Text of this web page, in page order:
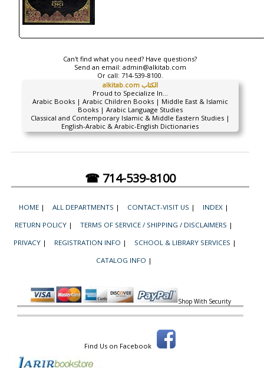
Can't find what you need? Have questions?
Send an email: admin@alkitab.com
Or call: 714-539-8100.
alkitab.com الكتاب
Proud to Specialize In...
Arabic Books | Arabic Children Books | Middle East & Islamic
Books | Arabic Language Studies
Classical and Contemporary Islamic & Middle Eastern Studies |
English-Arabic & Arabic-English Dictionaries
☎ 714-539-8100
HOME | ALL DEPARTMENTS | CONTACT-VISIT US | INDEX |
RETURN POLICY | TERMS OF SERVICE / SHIPPING / DISCLAIMERS |
PRIVACY | REGISTRATION INFO | SCHOOL & LIBRARY SERVICES |
CATALOG INFO |
Shop With Security
Find Us on Facebook